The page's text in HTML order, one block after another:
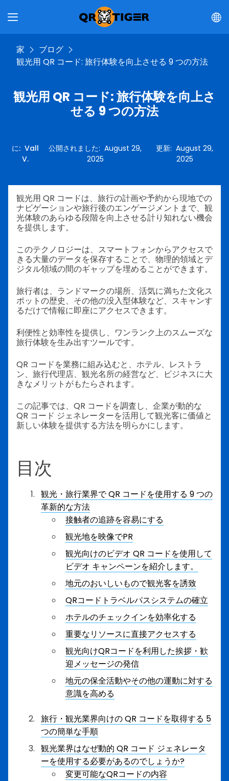
家
ブログ
観光用 QR コード: 旅行体験を向上させる 9 つの方法
観光用 QR コード: 旅行体験を向上さ
せる 9 つの方法
に: Vall
V.
公開されました:August 29,
2025
更新:August 29,
2025
観光用 QR コードは、旅行の計画や予約から現地での
ナビゲーションや旅行後のエンゲージメントまで、観
光体験のあらゆる段階を向上させる計り知れない機会
を提供します。
このテクノロジーは、スマートフォンからアクセスで
きる大量のデータを保存することで、物理的領域とデ
ジタル領域の間のギャップを埋めることができます。
旅行者は、ランドマークの場所、活気に満ちた文化ス
ポットの歴史、その他の没入型体験など、スキャンす
るだけで情報に即座にアクセスできます。
利便性と効率性を提供し、ワンランク上のスムーズな
旅行体験を生み出すツールです。
QR コードを業務に組み込むと、ホテル、レストラ
ン、旅行代理店、観光名所の経営など、ビジネスに大
きなメリットがもたらされます。
この記事では、QR コードを調査し、企業が動的な
QR コード ジェネレーターを活用して観光客に価値と
新しい体験を提供する方法を明らかにします。
目次
観光・旅行業界で QR コードを使用する 9 つの
革新的な方法
接触者の追跡を容易にする
観光地を映像でPR
観光向けのビデオ QR コードを使用して
ビデオ キャンペーンを紹介します。
地元のおいしいもので観光客を誘致
QRコードトラベルパスシステムの確立
ホテルのチェックインを効率化する
重要なリソースに直接アクセスする
観光向けQRコードを利用した挨拶・歓
迎メッセージの発信
地元の保全活動やその他の運動に対する
意識を高める
旅行・観光業界向けの QR コードを取得する 5
つの簡単な手順
観光業界はなぜ動的 QR コード ジェネレータ
ーを使用する必要があるのでしょうか?
変更可能なQRコードの内容